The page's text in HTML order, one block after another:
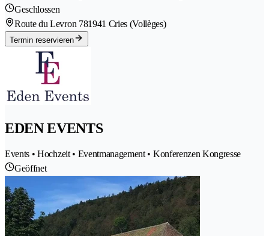
Geschlossen
Route du Levron 781941 Cries (Vollèges)
Termin reservieren
EDEN EVENTS
Events • Hochzeit • Eventmanagement • Konferenzen Kongresse
Geöffnet